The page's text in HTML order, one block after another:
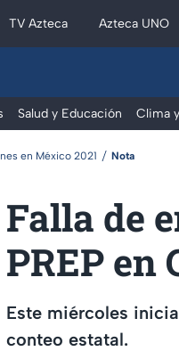
TV Azteca Azteca UNO
Salud y Educación Clima
en México 2021 Nota
Falla de
PREP en
Este miércoles
conteo estatal.